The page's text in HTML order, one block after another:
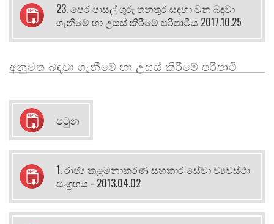
23. පෙර පාසල් ගුරු තනතුර සඳහා වන බඳවා
ගැනීමේ හා උසස් කිරීමේ පරිපාටිය 2017.10.25
අනුමත බඳවා ගැනීමේ හා උසස් කිරීමේ පරිපාටි
පටුන
1. රාජ්‍ය කළමනාකරණ සහකාර සේවා ව්‍යවස්ථා
සංග්‍රහය - 2013.04.02